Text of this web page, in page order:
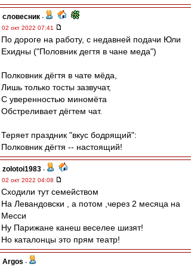
словесник -
02 окт 2022 07:41
По дороге на работу, с недавней подачи Юли
Ехидны ("Половник дегтя в чане меда")
Полковник дёгтя в чате мёда,
Лишь только тосты зазвучат,
С уверенностью миномёта
Обстреливает дёгтем чат.
Теряет праздник "вкус бодрящий":
Полковник дёгтя -- настоящий!
zolotoi1983 -
02 окт 2022 04:08
Сходили тут семейством
На Левандовски , а потом ,через 2 месяца на
Месси
Ну Парижане канеш веселее шизят!
Но каталонцы это прям театр!
Argos -